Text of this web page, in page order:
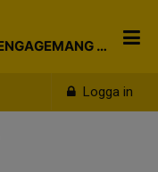
Logga in
GLÄDJE - KAMRATSKAP - ENGAGEMANG - RESPEKT